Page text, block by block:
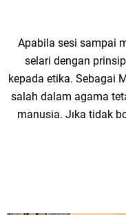
Apabila sesi sampai
selari dengan
kepada etika. Sebagai
salah dalam agama
manusia. Jıka tidak